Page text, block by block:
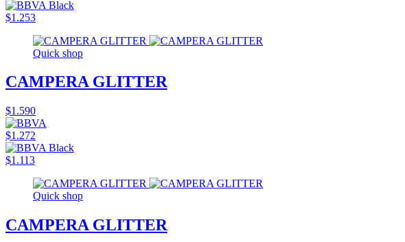
$1.253
Quick shop
CAMPERA GLITTER
$1.590
$1.272
$1.113
Quick shop
CAMPERA GLITTER